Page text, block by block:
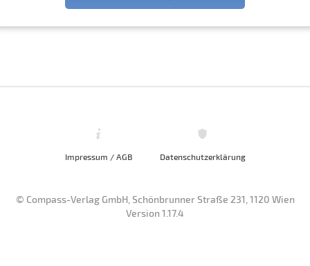
Impressum / AGB Datenschutzerklärung
© Compass-Verlag GmbH, Schönbrunner Straße 231, 1120 Wien
Version 1.17.4